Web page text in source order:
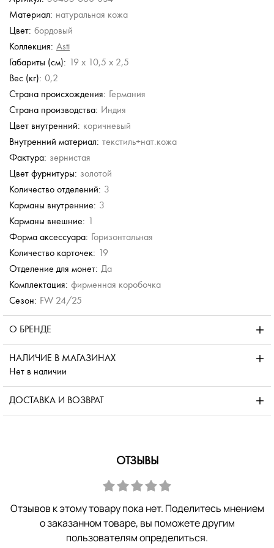
полную
Женское кожаное
портмоне с откидным
клапаном
5 490 руб.
10 980 руб.
5 640 руб.
11 280 руб.
Женское складное
портмоне из
бордовой кожи
5 868 руб.
9 780 руб.
11 280 руб.
Материал: натуральная кожа
Цвет: бордовый
Коллекция: Asti
Габариты (см): 19 x 10,5 x 2,5
Вес (кг): 0,2
Страна происхождения: Германия
Страна производства: Индия
Цвет внутренний: коричневый
Внутренний материал: текстиль+нат.кожа
Фактура: зернистая
Цвет фурнитуры: золотой
Количество отделений: 3
Карманы внутренние: 3
Карманы внешние: 1
Форма аксессуара: Горизонтальная
Количество карточек: 19
Отделение для монет: Да
Комплектация: фирменная коробочка
Сезон: FW 24/25
О БРЕНДЕ
НАЛИЧИЕ В МАГАЗИНАХ
Нет в наличии
ДОСТАВКА И ВОЗВРАТ
ОТЗЫВЫ
Отзывов к этому товару пока нет. Поделитесь мнением
о заказанном товаре, вы поможете другим
пользователям определиться.